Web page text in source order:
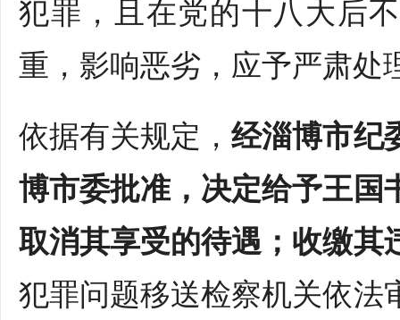
犯罪，且在党的十八大后
重，影响恶劣，应予严肃处
依据有关规定，经淄博市纪
博市委批准，决定给予王国
取消其享受的待遇；收缴其
犯罪问题移送检察机关依法